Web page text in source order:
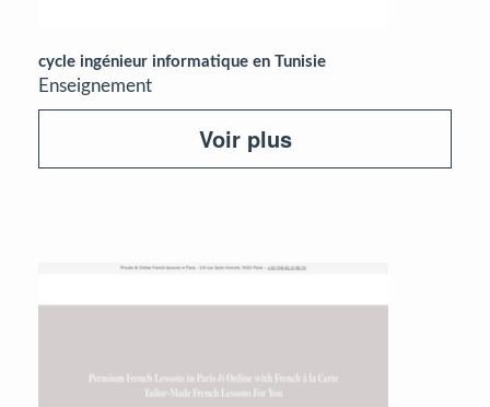
cycle ingénieur informatique en Tunisie
Enseignement
Voir plus